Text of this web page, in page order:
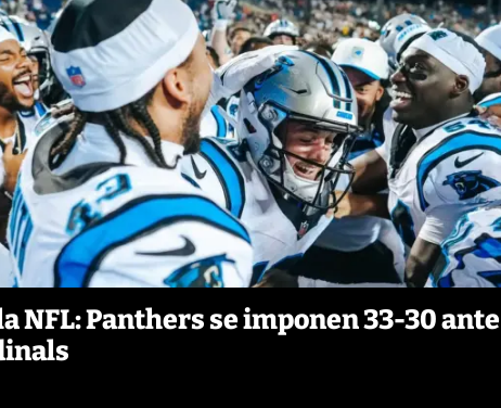
NFL: Panthers se imponen 33-30 ante